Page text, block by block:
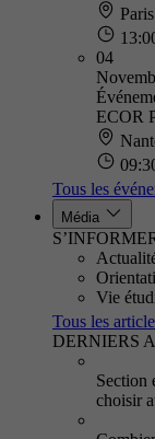
Paris
04
ECOR
Tous les
Média
Vie
Tous les
DERNIERS
Section
choisir